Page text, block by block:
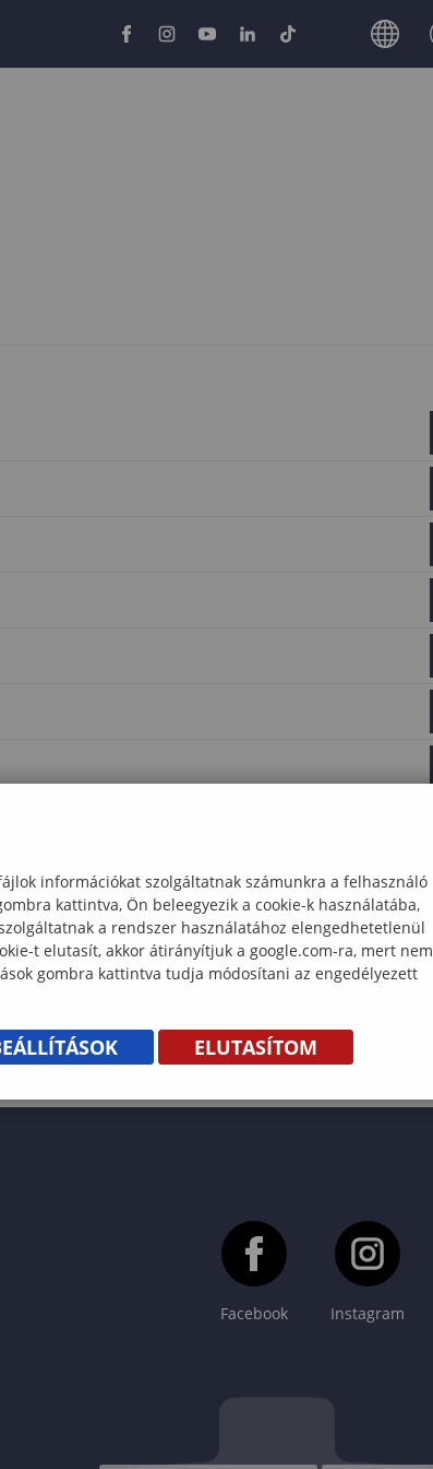
Facebook Instagram
információkat szolgáltatnak számunkra a felhasználó
kattintva, Ön beleegyezik a cookie-k használatába,
a rendszer használatához elengedhetetlenül
t elutasít, akkor átirányítjuk a google.com-ra, mert nem
gombra kattintva tudja módosítani az engedélyezett
ELUTASÍTOM